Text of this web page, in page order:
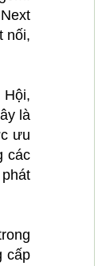
nối,
Hội,
là
ưu
các
cấp